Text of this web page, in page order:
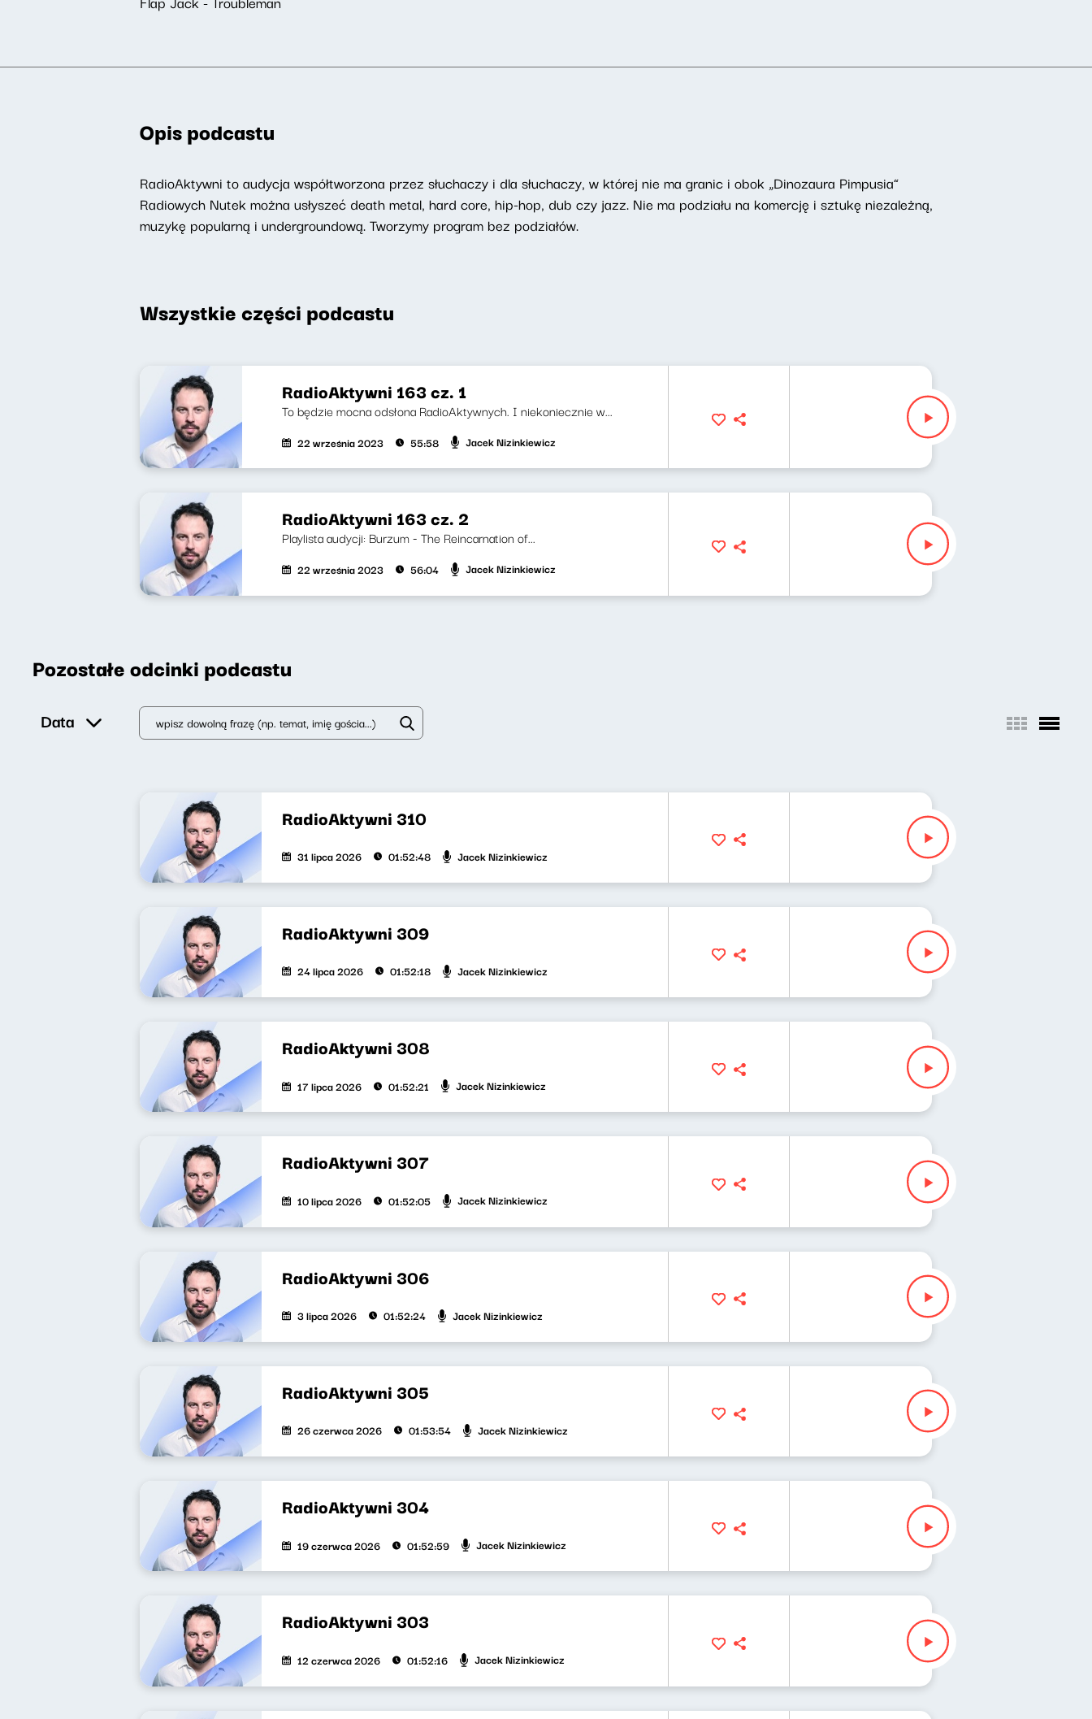
Opis podcastu
RadioAktywni to audycja współtworzona przez słuchaczy i dla słuchaczy, w której nie ma granic i obok „Dinozaura Pimpusia”
Radiowych Nutek można usłyszeć death metal, hard core, hip-hop, dub czy jazz. Nie ma podziału na komercję i sztukę niezależną,
muzykę popularną i undergroundową. Tworzymy program bez podziałów.
Wszystkie części podcastu
RadioAktywni 163 cz. 1
To będzie mocna odsłona RadioAktywnych. I niekoniecznie w...
22 września 2023 55:58 Jacek Nizinkiewicz
RadioAktywni 163 cz. 2
Playlista audycji: Burzum - The Reincarnation of...
22 września 2023 56:04 Jacek Nizinkiewicz
Pozostałe odcinki podcastu
Data
RadioAktywni 310
31 lipca 2026 01:52:48 Jacek Nizinkiewicz
RadioAktywni 309
24 lipca 2026 01:52:18 Jacek Nizinkiewicz
RadioAktywni 308
17 lipca 2026 01:52:21 Jacek Nizinkiewicz
RadioAktywni 307
10 lipca 2026 01:52:05 Jacek Nizinkiewicz
RadioAktywni 306
3 lipca 2026 01:52:24 Jacek Nizinkiewicz
RadioAktywni 305
26 czerwca 2026 01:53:54 Jacek Nizinkiewicz
RadioAktywni 304
19 czerwca 2026 01:52:59 Jacek Nizinkiewicz
RadioAktywni 303
12 czerwca 2026 01:52:16 Jacek Nizinkiewicz